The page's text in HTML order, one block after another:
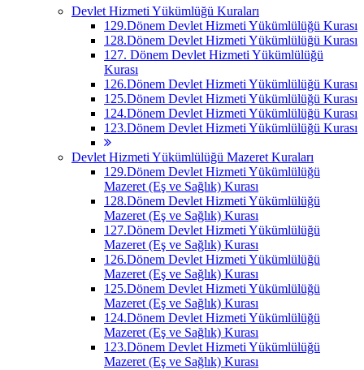
Devlet Hizmeti Yükümlüğü Kuraları
129.Dönem Devlet Hizmeti Yükümlülüğü Kurası
128.Dönem Devlet Hizmeti Yükümlülüğü Kurası
127. Dönem Devlet Hizmeti Yükümlülüğü
Kurası
126.Dönem Devlet Hizmeti Yükümlülüğü Kurası
125.Dönem Devlet Hizmeti Yükümlülüğü Kurası
124.Dönem Devlet Hizmeti Yükümlülüğü Kurası
123.Dönem Devlet Hizmeti Yükümlülüğü Kurası
Devlet Hizmeti Yükümlülüğü Mazeret Kuraları
129.Dönem Devlet Hizmeti Yükümlülüğü
Mazeret (Eş ve Sağlık) Kurası
128.Dönem Devlet Hizmeti Yükümlülüğü
Mazeret (Eş ve Sağlık) Kurası
127.Dönem Devlet Hizmeti Yükümlülüğü
Mazeret (Eş ve Sağlık) Kurası
126.Dönem Devlet Hizmeti Yükümlülüğü
Mazeret (Eş ve Sağlık) Kurası
125.Dönem Devlet Hizmeti Yükümlülüğü
Mazeret (Eş ve Sağlık) Kurası
124.Dönem Devlet Hizmeti Yükümlülüğü
Mazeret (Eş ve Sağlık) Kurası
123.Dönem Devlet Hizmeti Yükümlülüğü
Mazeret (Eş ve Sağlık) Kurası